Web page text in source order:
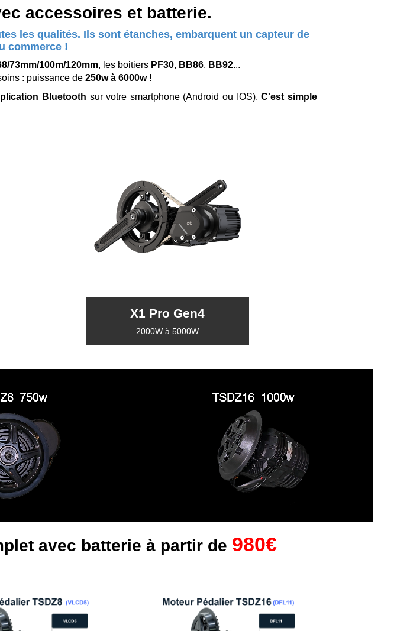
accessoires et batterie.
les qualités. Ils sont étanches, embarquent un capteur de
commerce !
73mm/100m/120mm, les boitiers PF30, BB86, BB92...
: puissance de250w à 6000w !
Bluetooth sur votre smartphone (Android ou IOS).C'est simple
X1 Pro Gen4
2000W à 5000W
avec batterie à partir de 980€